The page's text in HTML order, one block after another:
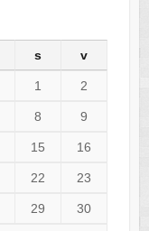
s v
1 2
8 9
15 16
22 23
29 30